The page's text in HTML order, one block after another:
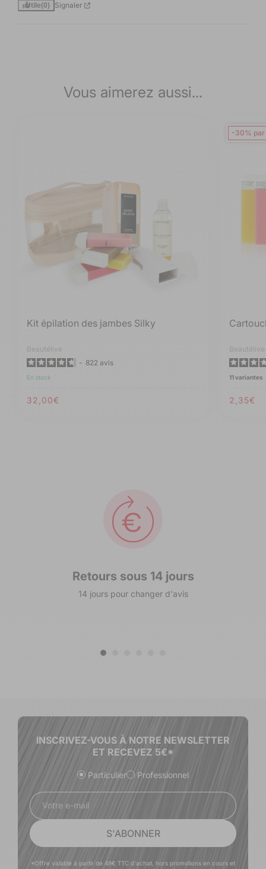
Utile(0) Signaler
Vous aimerez aussi...
Kit épilation des jambes Silky
Fournisseur :
Beautélive
822 avis
En stock
Prix
32,00€
-30%
Beautélive
11 variantes
Prix
2,35€
Retours sous 14 jours
14 jours pour changer d'avis
INSCRIVEZ-VOUS À NOTRE NEWSLETTER
ET RECEVEZ 5€*
Particulier Professionnel
Votre e-mail
S'ABONNER
*Offre valable à partir de 49€ TTC d'achat, hors promotions en cours et